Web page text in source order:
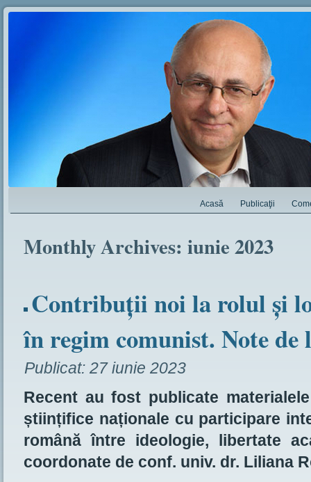
Acasă Publicaţii
Monthly Archives: iunie 2023
Contribuții noi la rolul și
în regim comunist. Note de
Publicat: 27 iunie 2023
Recent au fost publicate
științifice naționale cu participare
română între ideologie, libertate
coordonate de conf. univ. dr. Liliana